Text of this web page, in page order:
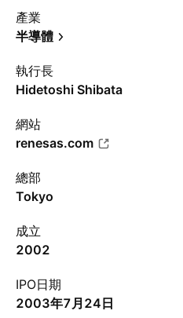
產業
半導體
執行長
Hidetoshi Shibata
網站
renesas.com
總部
Tokyo
成立
2002
IPO日期
2003年7月24日